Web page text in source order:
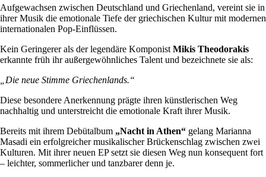
Aufgewachsen zwischen Deutschland und Griechenland, vereint sie in
ihrer Musik die emotionale Tiefe der griechischen Kultur mit modernen
internationalen Pop-Einflüssen.
Kein Geringerer als der legendäre Komponist Mikis Theodorakis
erkannte früh ihr außergewöhnliches Talent und bezeichnete sie als:
„Die neue Stimme Griechenlands.“
Diese besondere Anerkennung prägte ihren künstlerischen Weg
nachhaltig und unterstreicht die emotionale Kraft ihrer Musik.
Bereits mit ihrem Debütalbum „Nacht in Athen“ gelang Marianna
Masadi ein erfolgreicher musikalischer Brückenschlag zwischen zwei
Kulturen. Mit ihrer neuen EP setzt sie diesen Weg nun konsequent fort
– leichter, sommerlicher und tanzbarer denn je.